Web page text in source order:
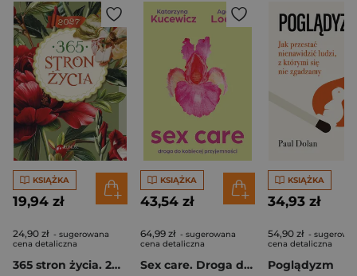
KSIĄŻKA
19,94 zł
24,90 zł - sugerowana
cena detaliczna
365 stron życia. 2027
KSIĄŻKA
43,54 zł
64,99 zł - sugerowana
cena detaliczna
Sex care. Droga do kobiecej przyjemności
KSIĄŻKA
34,93 zł
54,90 zł -
cena detaliczna
Poglądyzm